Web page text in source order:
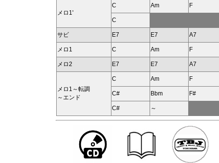
メロ1'
C Am F
C
サビ E7 E7 A7
メロ1 C Am F
メロ2 E7 E7 A7
メロ1～転調
～エンド
C Am F
C# Bbm F#
C# ～